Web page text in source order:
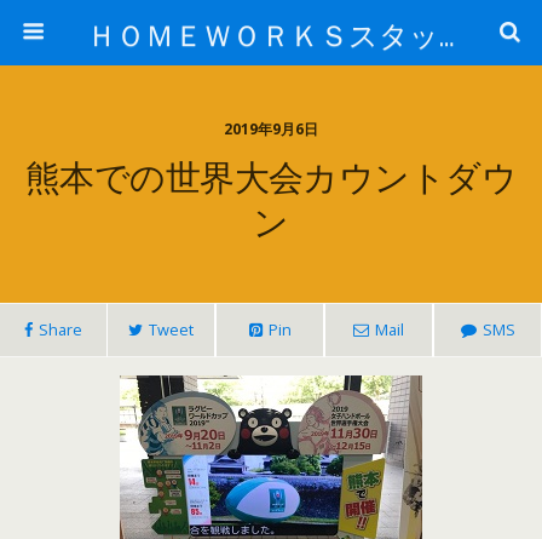
ＨＯＭＥＷＯＲＫＳスタッフ日記ブログ
2019年9月6日
熊本での世界大会カウントダウ
ン
Share Tweet Pin Mail SMS